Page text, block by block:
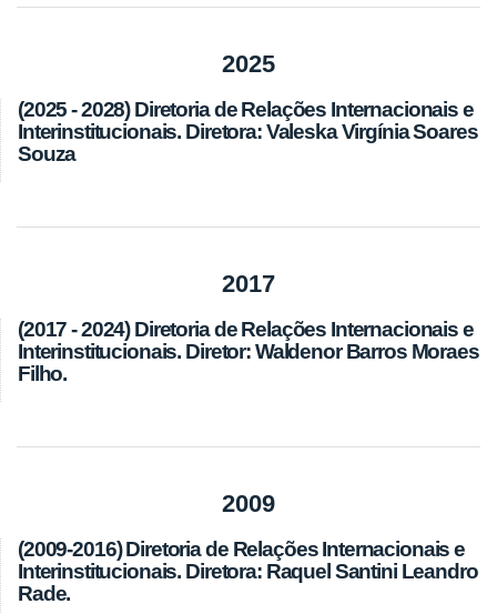
2025
(2025 - 2028) Diretoria de Relações Internacionais e
Interinstitucionais. Diretora: Valeska Virgínia Soares
Souza
2017
(2017 - 2024) Diretoria de Relações Internacionais e
Interinstitucionais. Diretor: Waldenor Barros Moraes
Filho.
2009
(2009-2016) Diretoria de Relações Internacionais e
Interinstitucionais. Diretora: Raquel Santini Leandro
Rade.